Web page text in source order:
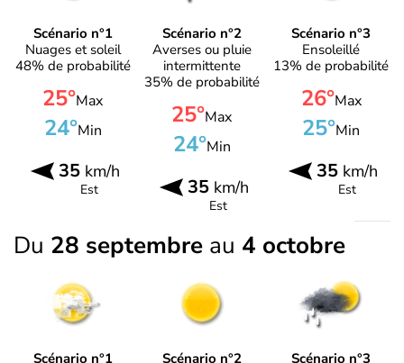
Scénario n°1
Nuages et soleil
48% de probabilité
25°Max
24°Min
35km/h
Est
Scénario n°2
Averses ou pluie
intermittente
35% de probabilité
25°Max
24°Min
35km/h
Est
Scénario n°3
Ensoleillé
13% de probabilité
26°Max
25°Min
35 km/h
Est
Du 28 septembre au 4 octobre
Scénario n°1
Scénario n°2
Scénario n°3